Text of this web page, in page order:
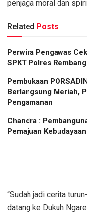
penjaga moral dan
Related Posts
Perwira Pengawas
SPKT Polres Rembang
Pembukaan
Berlangsung Meriah,
Pengamanan
Chandra :
Pemajuan Kebudayaan
“Sudah jadi cerita
datang ke Dukuh